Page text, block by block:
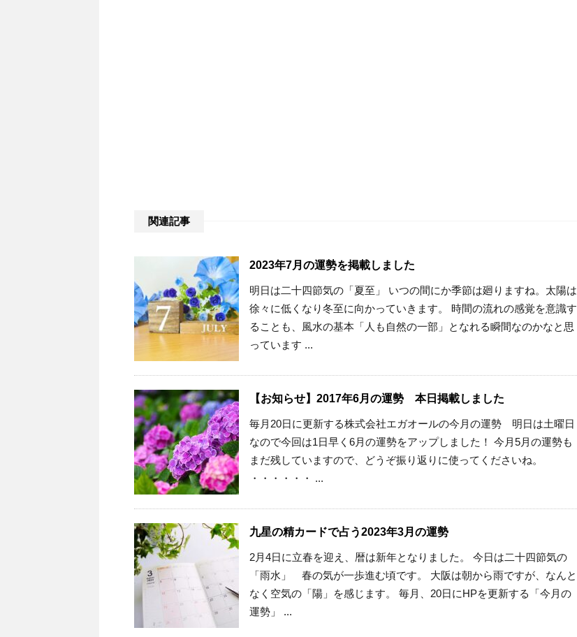
関連記事
2023年7月の運勢を掲載しました
明日は二十四節気の「夏至」 いつの間にか季節は廻りますね。太陽は
徐々に低くなり冬至に向かっていきます。 時間の流れの感覚を意識す
ることも、風水の基本「人も自然の一部」となれる瞬間なのかなと思
っています ...
【お知らせ】2017年6月の運勢 本日掲載しました
毎月20日に更新する株式会社エガオールの今月の運勢 明日は土曜日
なので今回は1日早く6月の運勢をアップしました！ 今月5月の運勢も
まだ残していますので、どうぞ振り返りに使ってくださいね。
・・・・・・ ...
九星の精カードで占う2023年3月の運勢
2月4日に立春を迎え、暦は新年となりました。 今日は二十四節気の
「雨水」 春の気が一歩進む頃です。 大阪は朝から雨ですが、なんと
なく空気の「陽」を感じます。 毎月、20日にHPを更新する「今月の
運勢」 ...